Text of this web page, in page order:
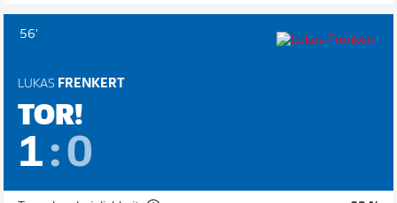
56'
LUKAS FRENKERT
TOR!
1:0